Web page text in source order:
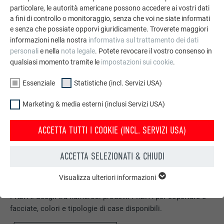
PREFA. Scegli tra numerosi prodotti PREFA per coperture e
facciate, colori e tipologie di case disponibili.
particolare, le autorità americane possono accedere ai vostri dati
a fini di controllo o monitoraggio, senza che voi ne siate informati
e senza che possiate opporvi giuridicamente. Troverete maggiori
informazioni nella nostra informativa sul trattamento dei dati
personalie nella nota legale. Potete revocare il vostro consenso in
qualsiasi momento tramite le impostazioni sui cookie.
Essenziale Statistiche (incl. Servizi USA)
Marketing & media esterni (inclusi Servizi USA)
ACCETTA TUTTI I COOKIE (INCL. SERVIZI USA)
ACCETTA SELEZIONATI & CHIUDI
funzionamento basilare del sito web. Grazie ad essi si
garantisce il funzionamento del sito web.
Visualizza ulteriori informazioni